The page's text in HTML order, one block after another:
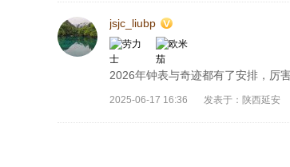
jsjc_liubp
2026年钟表与奇迹都有了安排，厉
2025-06-17 16:36 发表于：陕西延安